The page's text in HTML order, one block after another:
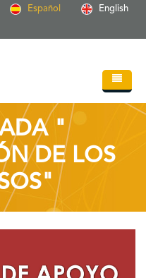
Español English
"
DE LOS